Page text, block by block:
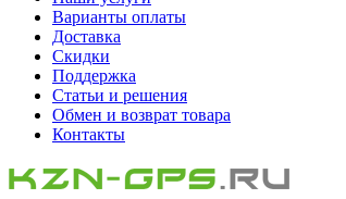
Варианты оплаты
Доставка
Скидки
Поддержка
Статьи и решения
Обмен и возврат товара
Контакты